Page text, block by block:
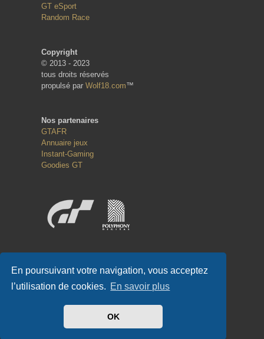
En poursuivant votre navigation, vous acceptez
l’utilisation de cookies. En savoir plus
OK
GT eSport
Random Race
Copyright
© 2013 - 2023
tous droits réservés
propulsé par Wolf18.com™
Nos partenaires
GTAFR
Annuaire jeux
Instant-Gaming
Goodies GT
#GTFR